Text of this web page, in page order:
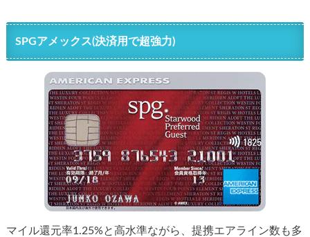
SPGアメックス(決済用で超強力)
マイル還元率1.25%と高水準ながら、提携エアライン数も多